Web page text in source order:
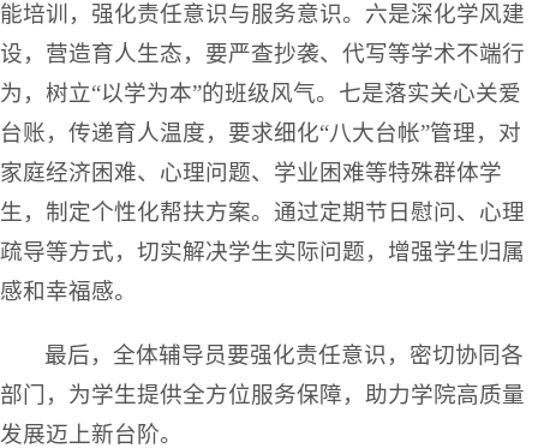
能培训，强化责任意识与服务意识。六是深化学风建
设，营造育人生态，要严查抄袭、代写等学术不端行
为，树立“以学为本”的班级风气。七是落实关心关爱
台账，传递育人温度，要求细化“八大台帐”管理，对
家庭经济困难、心理问题、学业困难等特殊群体学
生，制定个性化帮扶方案。通过定期节日慰问、心理
疏导等方式，切实解决学生实际问题，增强学生归属
感和幸福感。
最后，全体辅导员要强化责任意识，密切协同各
部门，为学生提供全方位服务保障，助力学院高质量
发展迈上新台阶。